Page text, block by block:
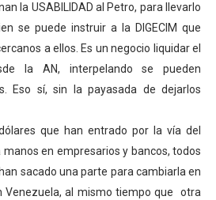
la USABILIDAD al Petro, para llevarlo
se puede instruir a la DIGECIM que
a ellos. Es un negocio liquidar el
la AN, interpelando se pueden
Eso sí, sin la payasada de dejarlos
que han entrado por la vía del
manos en empresarios y bancos, todos
sacado una parte para cambiarla en
Venezuela, al mismo tiempo que otra